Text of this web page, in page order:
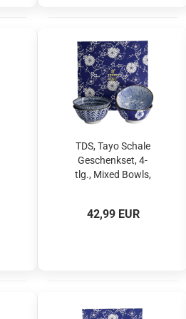
TDS, Tayo Schale
Geschenkset, 4-
tlg., Mixed Bowls,
Art.-Nr. 33792
42,99 EUR